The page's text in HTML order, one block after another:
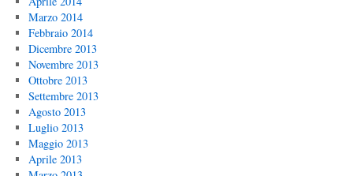
Marzo 2014
Febbraio 2014
Dicembre 2013
Novembre 2013
Ottobre 2013
Settembre 2013
Agosto 2013
Luglio 2013
Maggio 2013
Aprile 2013